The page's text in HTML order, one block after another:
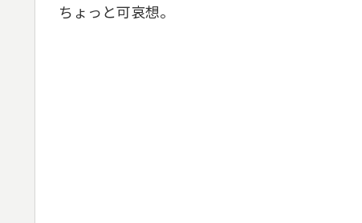
ちょっと可哀想。